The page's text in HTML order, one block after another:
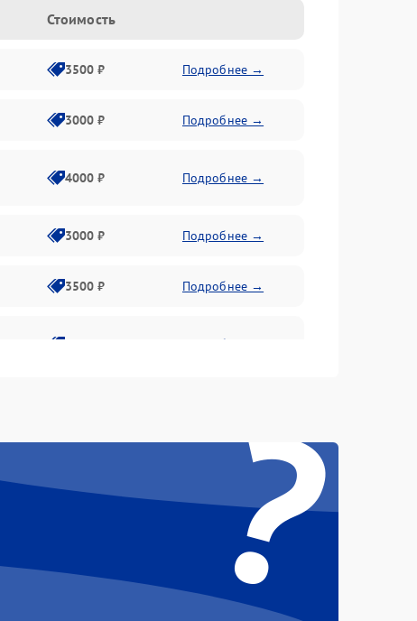
Стоимость
3500 ₽ Подробнее →
3000 ₽ Подробнее →
4000 ₽ Подробнее →
3000 ₽ Подробнее →
3500 ₽ Подробнее →
2800 ₽ Подробнее →
?